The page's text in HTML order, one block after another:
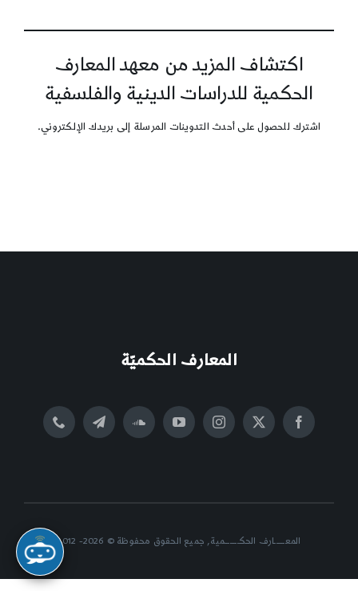
اكتشاف المزيد من معهد المعارف
الحكمية للدراسات الدينية والفلسفية
اشترك للحصول على أحدث التدوينات المرسلة إلى بريدك الإلكتروني.
المعارف الحكميّة
المعــــــارف الحكــــــــمية, جميع الحقوق محفوظة © 2026- 2012